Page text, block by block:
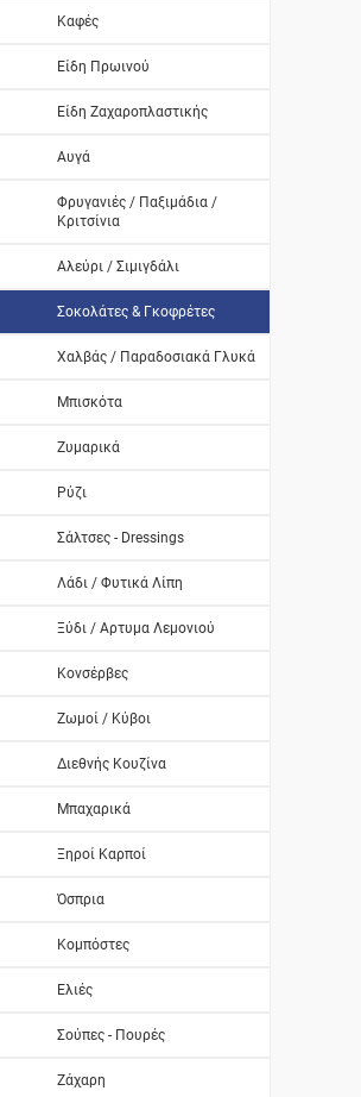
Καφές
Είδη Πρωινού
Είδη Ζαχαροπλαστικής
Αυγά
Φρυγανιές / Παξιμάδια /
Κριτσίνια
Αλεύρι / Σιμιγδάλι
Σοκολάτες & Γκοφρέτες
Χαλβάς / Παραδοσιακά Γλυκά
Μπισκότα
Ζυμαρικά
Ρύζι
Σάλτσες - Dressings
Λάδι / Φυτικά Λίπη
Ξύδι / Αρτυμα Λεμονιού
Κονσέρβες
Ζωμοί / Κύβοι
Διεθνής Κουζίνα
Μπαχαρικά
Ξηροί Καρποί
Όσπρια
Κομπόστες
Ελιές
Σούπες - Πουρές
Ζάχαρη